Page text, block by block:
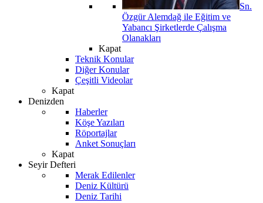
Sn.
Özgür Alemdağ ile Eğitim ve
Yabancı Şirketlerde Çalışma
Olanakları
Kapat
Teknik Konular
Diğer Konular
Çeşitli Videolar
Kapat
Denizden
Haberler
Köşe Yazıları
Röportajlar
Anket Sonuçları
Kapat
Seyir Defteri
Merak Edilenler
Deniz Kültürü
Deniz Tarihi